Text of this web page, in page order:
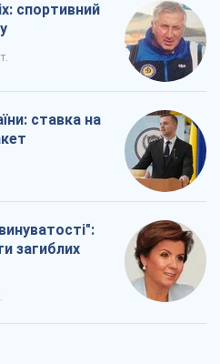
спортивний
ставка на
загиблих